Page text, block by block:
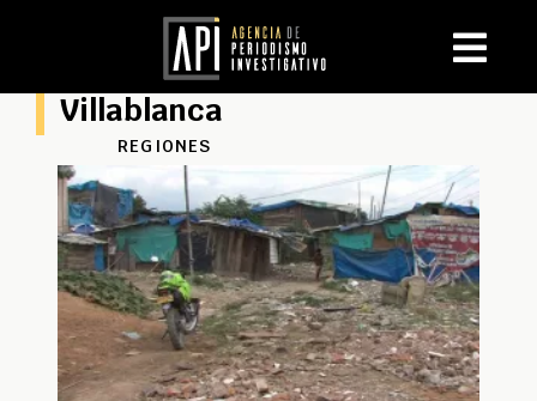
Villablanca
REGIONES